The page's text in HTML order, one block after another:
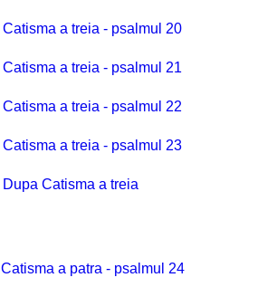
Catisma a treia - psalmul 20
Catisma a treia - psalmul 21
Catisma a treia - psalmul 22
Catisma a treia - psalmul 23
Dupa Catisma a treia
Catisma a patra - psalmul 24